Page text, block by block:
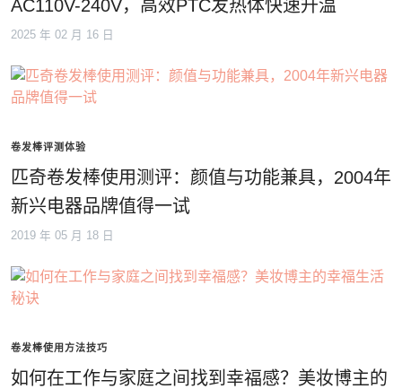
AC110V-240V，高效PTC发热体快速升温
2025 年 02 月 16 日
卷发棒评测体验
匹奇卷发棒使用测评：颜值与功能兼具，2004年
新兴电器品牌值得一试
2019 年 05 月 18 日
卷发棒使用方法技巧
如何在工作与家庭之间找到幸福感？美妆博主的